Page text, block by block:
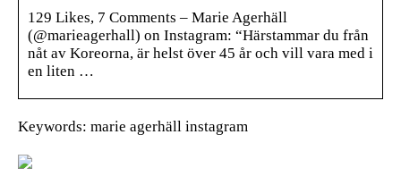
129 Likes, 7 Comments – Marie Agerhäll
(@marieagerhall) on Instagram: “Härstammar du från
nåt av Koreorna, är helst över 45 år och vill vara med i
en liten …
Keywords: marie agerhäll instagram